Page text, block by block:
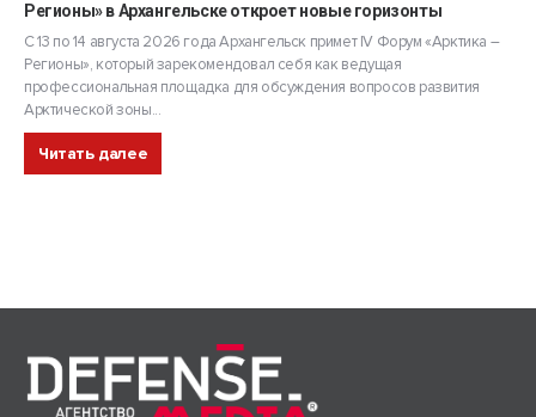
Регионы» в Архангельске откроет новые горизонты
С 13 по 14 августа 2026 года Архангельск примет IV Форум «Арктика –
Регионы», который зарекомендовал себя как ведущая
профессиональная площадка для обсуждения вопросов развития
Арктической зоны...
Читать далее